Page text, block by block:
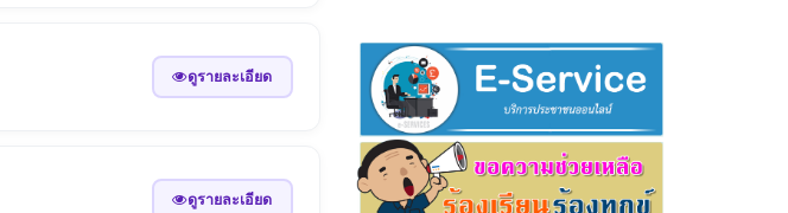
ดูรายละเอียด
ดูรายละเอียด